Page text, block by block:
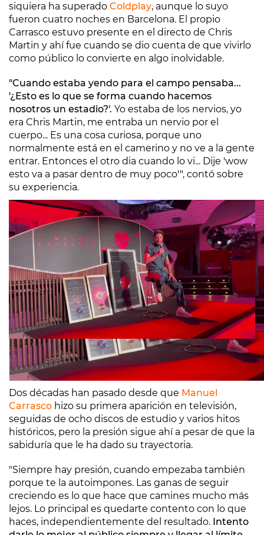
siquiera ha superado Coldplay, aunque lo suyo
fueron cuatro noches en Barcelona. El propio
Carrasco estuvo presente en el directo de Chris
Martin y ahí fue cuando se dio cuenta de que vivirlo
como público lo convierte en algo inolvidable.
"Cuando estaba yendo para el campo pensaba...
'¿Esto es lo que se forma cuando hacemos
nosotros un estadio?'. Yo estaba de los nervios, yo
era Chris Martin, me entraba un nervio por el
cuerpo... Es una cosa curiosa, porque uno
normalmente está en el camerino y no ve a la gente
entrar. Entonces el otro dia cuando lo vi... Dije 'wow
esto va a pasar dentro de muy poco'", contó sobre
su experiencia.
Dos décadas han pasado desde que Manuel
Carrasco hizo su primera aparición en televisión,
seguidas de ocho discos de estudio y varios hitos
históricos, pero la presión sigue ahí a pesar de que la
sabiduría que le ha dado su trayectoria.
"Siempre hay presión, cuando empezaba también
porque te la autoimpones. Las ganas de seguir
creciendo es lo que hace que camines mucho más
lejos. Lo principal es quedarte contento con lo que
haces, independientemente del resultado. Intento